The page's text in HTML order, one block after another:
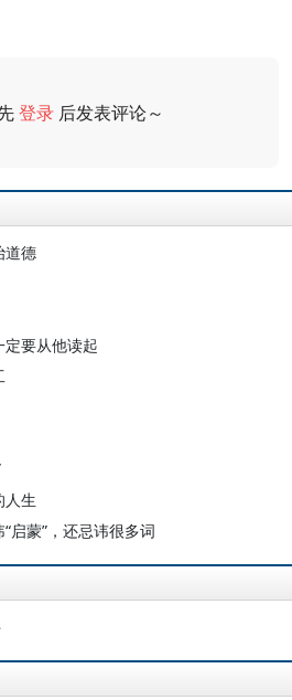
登录 后发表评论～
道德
要从他读起
人生
启蒙”，还忌讳很多词